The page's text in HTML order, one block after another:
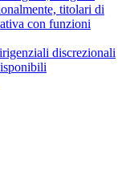
titolari di
con funzioni
discrezionali